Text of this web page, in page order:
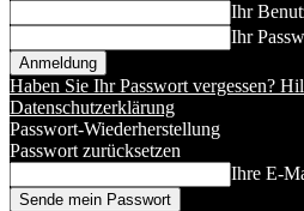
Ihr
Ihr
Haben Sie Ihr Passwort vergessen?
Datenschutzerklärung
Passwort-Wiederherstellung
Passwort zurücksetzen
Ihre E-